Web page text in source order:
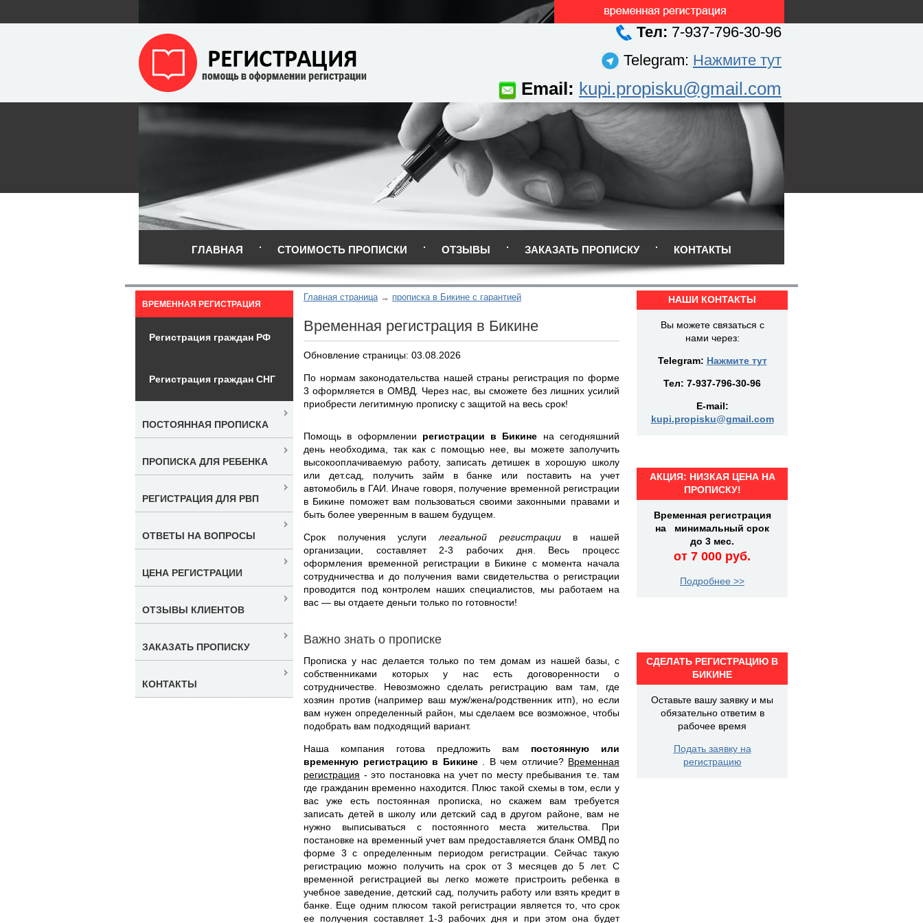
Тел: 7-937-796-30-96
Telegram: Нажмите тут
Email: kupi.propisku@gmail.com
ГЛАВНАЯ СТОИМОСТЬ ПРОПИСКИ ОТЗЫВЫ ЗАКАЗАТЬ ПРОПИСКУ КОНТАКТЫ
Главная страница прописка в Бикине с гарантией
Временная регистрация в Бикине
Обновление страницы: 03.08.2026
По нормам законодательства нашей страны регистрация по форме
3 оформляется в ОМВД. Через нас, вы сможете без лишних усилий
приобрести легитимную прописку с защитой на весь срок!
Помощь в оформлении регистрации в Бикине на сегодняшний
день необходима, так как с помощью нее, вы можете заполучить
высокооплачиваемую работу, записать детишек в хорошую школу
или дет.сад, получить займ в банке или поставить на учет
автомобиль в ГАИ. Иначе говоря, получение временной регистрации
в Бикине поможет вам пользоваться своими законными правами и
быть более уверенным в вашем будущем.
Срок получения услуги легальной регистрации в нашей
организации, составляет 2-3 рабочих дня. Весь процесс
оформления временной регистрации в Бикине с момента начала
сотрудничества и до получения вами свидетельства о регистрации
проводится под контролем наших специалистов, мы работаем на
вас — вы отдаете деньги только по готовности!
Важно знать о прописке
Прописка у нас делается только по тем домам из нашей базы, с
собственниками которых у нас есть договоренности о
сотрудничестве. Невозможно сделать регистрацию вам там, где
хозяин против (например ваш муж/жена/родственник итп), но если
вам нужен определенный район, мы сделаем все возможное, чтобы
подобрать вам подходящий вариант.
Наша компания готова предложить вам постоянную или
временную регистрацию в Бикине
. В чем отличие? Временная
регистрация - это постановка на учет по месту пребывания т.е. там
где гражданин временно находится. Плюс такой схемы в том, если у
вас уже есть постоянная прописка, но скажем вам требуется
записать детей в школу или детский сад в другом районе, вам не
нужно выписываться с постоянного места жительства. При
постановке на временный учет вам предоставляется бланк ОМВД по
форме 3 с определенным периодом регистрации. Сейчас такую
регистрацию можно получить на срок от 3 месяцев до 5 лет. С
временной регистрацией вы легко можете пристроить ребенка в
учебное заведение, детский сад, получить работу или взять кредит в
банке. Еще одним плюсом такой регистрации является то, что срок
ее получения составляет 1-3 рабочих дня и при этом она будет
ВРЕМЕННАЯ РЕГИСТРАЦИЯ
Регистрация граждан РФ
Регистрация граждан СНГ
ПОСТОЯННАЯ ПРОПИСКА
ПРОПИСКА ДЛЯ РЕБЕНКА
РЕГИСТРАЦИЯ ДЛЯ РВП
ОТВЕТЫ НА ВОПРОСЫ
ЦЕНА РЕГИСТРАЦИИ
ОТЗЫВЫ КЛИЕНТОВ
ЗАКАЗАТЬ ПРОПИСКУ
КОНТАКТЫ
НАШИ КОНТАКТЫ
Вы можете связаться с
нами через:
Telegram: Нажмите тут
Тел: 7-937-796-30-96
E-mail:
kupi.propisku@gmail.com
АКЦИЯ: НИЗКАЯ ЦЕНА НА
ПРОПИСКУ!
Временная регистрация
на минимальный срок
до 3 мес.
от 7 000 руб.
Подробнее >>
СДЕЛАТЬ РЕГИСТРАЦИЮ В
БИКИНЕ
Оставьте вашу заявку и мы
обязательно ответим в
рабочее время
Подать заявку на
регистрацию